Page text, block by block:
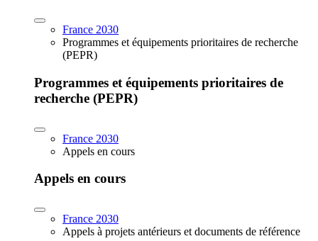
France 2030
Programmes et équipements prioritaires de recherche
(PEPR)
Programmes et équipements prioritaires de
recherche (PEPR)
France 2030
Appels en cours
Appels en cours
France 2030
Appels à projets antérieurs et documents de référence